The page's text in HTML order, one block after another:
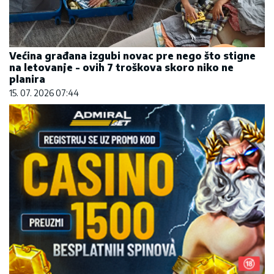
Većina građana izgubi novac pre nego što stigne
na letovanje - ovih 7 troškova skoro niko ne
planira
15. 07. 2026 07:44